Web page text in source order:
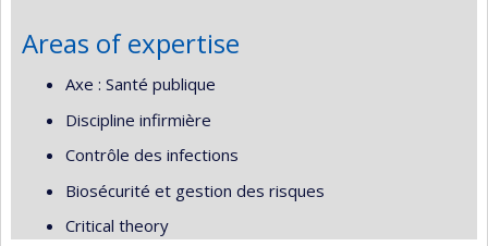
Areas of expertise
Axe : Santé publique
Discipline infirmière
Contrôle des infections
Biosécurité et gestion des risques
Critical theory